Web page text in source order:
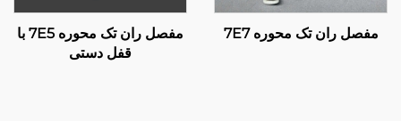
مفصل ران تک محوره 7E7
مفصل ران تک محوره 7E5 با
قفل دستی